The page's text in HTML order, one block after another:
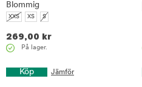
Blommig
XXS XS S
269,00 kr
På lager.
Köp Jämför